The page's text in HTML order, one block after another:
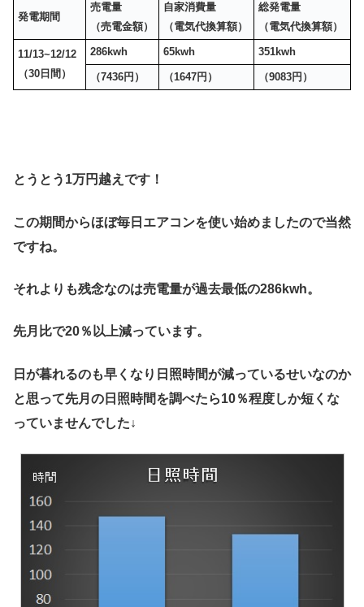
発電期間
売電量
（売電金額）
自家消費量
（電気代換算額）
総発電量
（電気代換算額）
11/13~12/12
（30日間）
286kwh 65kwh 351kwh
（7436円） （1647円） （9083円）
とうとう1万円越えです！
この期間からほぼ毎日エアコンを使い始めましたので当然
ですね。
それよりも残念なのは売電量が過去最低の286kwh。
先月比で20％以上減っています。
日が暮れるのも早くなり日照時間が減っているせいなのか
と思って先月の日照時間を調べたら10％程度しか短くな
っていませんでした↓